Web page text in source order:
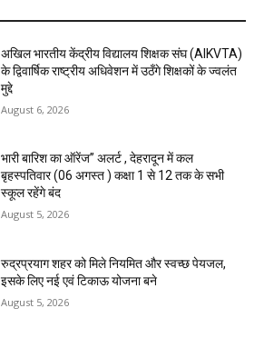
अखिल भारतीय केंद्रीय विद्यालय शिक्षक संघ (AIKVTA)
के द्विवार्षिक राष्ट्रीय अधिवेशन में उठँगे शिक्षकों के ज्वलंत
मुद्दे
August 6, 2026
भारी बारिश का ऑरेंज” अलर्ट , देहरादून में कल
बृहस्पतिवार (06 अगस्त ) कक्षा 1 से 12 तक के सभी
स्कूल रहेंगे बंद
August 5, 2026
रुद्रप्रयाग शहर को मिले नियमित और स्वच्छ पेयजल,
इसके लिए नई एवं टिकाऊ योजना बने
August 5, 2026